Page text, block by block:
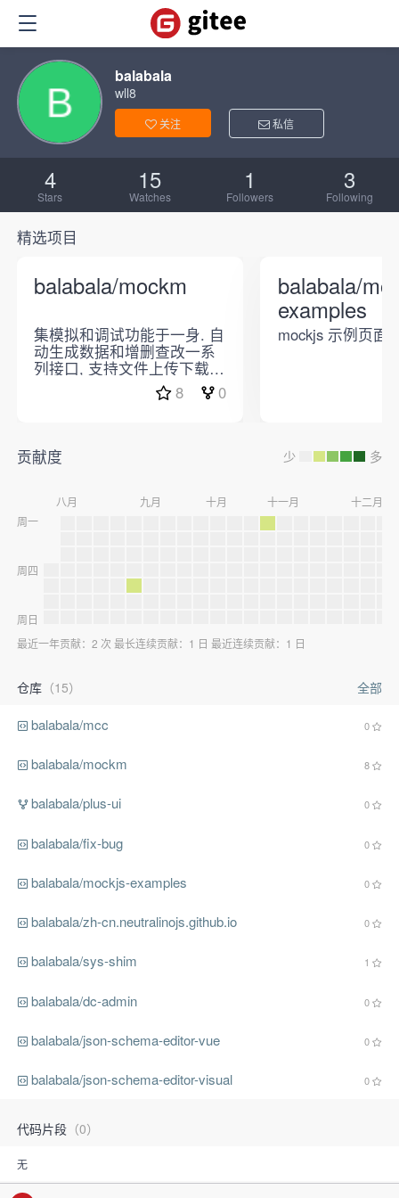
balabala
wll8
关注 私信
4
Stars
15
Watches
1
Followers
3
Following
精选项目
balabala/mockm
集模拟和调试功能于一身. 自
动生成数据和增删查改一系
列接口, 支持文件上传下载,
延迟, 自定义接口逻辑...
8 0
balabala/
examples
mockjs 示例页面
贡献度 少 多
周一
周四
周日
八月 九月 十月 十一月 十二月
最近一年贡献：2 次 最长连续贡献：1 日 最近连续贡献：1 日
仓库 （15） 全部
balabala/mcc 0
balabala/mockm 8
balabala/plus-ui 0
balabala/fix-bug 0
balabala/mockjs-examples 0
balabala/zh-cn.neutralinojs.github.io 0
balabala/sys-shim 1
balabala/dc-admin 0
balabala/json-schema-editor-vue 0
balabala/json-schema-editor-visual 0
代码片段 （0）
无